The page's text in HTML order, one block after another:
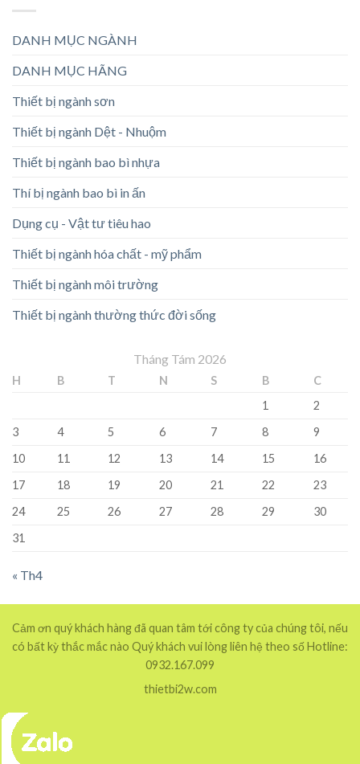
DANH MỤC NGÀNH
DANH MỤC HÃNG
Thiết bị ngành sơn
Thiết bị ngành Dệt - Nhuộm
Thiết bị ngành bao bì nhựa
Thí bị ngành bao bì in ấn
Dụng cụ - Vật tư tiêu hao
Thiết bị ngành hóa chất - mỹ phẩm
Thiết bị ngành môi trường
Thiết bị ngành thường thức đời sống
Tháng Tám 2026
H B T N S B
C
1
2
3
4 5 6 7 8
9
10
11 12 13 14 15
16
17
18 19 20 21 22
23
24
25 26 27 28 29
30
31
« Th4
Cảm ơn quý khách hàng đã quan tâm tới công ty của chúng tôi, nếu
có bất kỳ thắc mắc nào Quý khách vui lòng liên hệ theo số Hotline:
0932.167.099
thietbi2w.com